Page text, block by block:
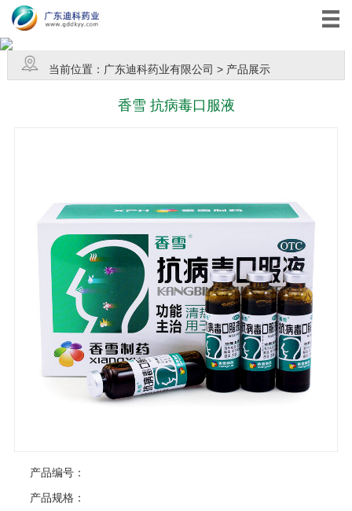
当前位置： 广东迪科药业有限公司 > 产品展示
香雪 抗病毒口服液
产品编号：
产品规格：